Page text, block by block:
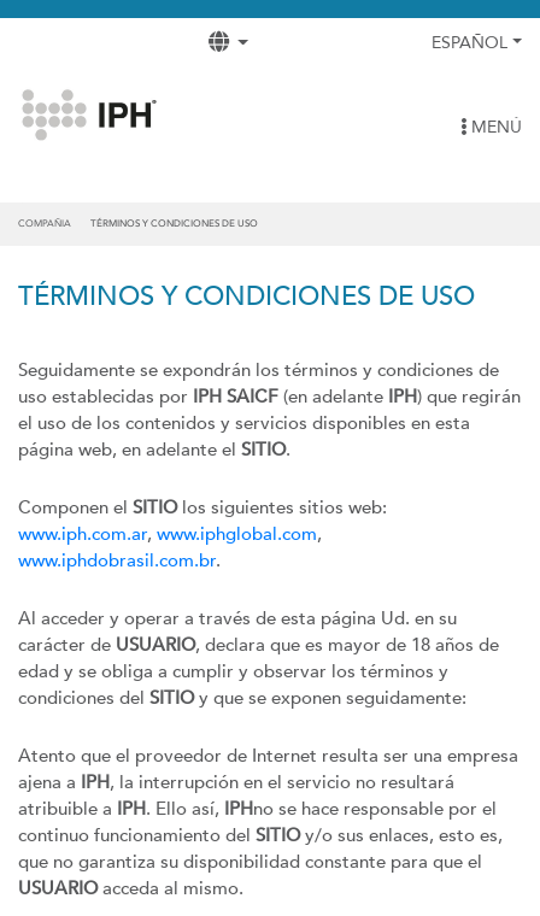
ESPAÑOL
MENÚ
COMPAÑIA TÉRMINOS Y CONDICIONES DE USO
TÉRMINOS Y CONDICIONES DE USO
Seguidamente se expondrán los términos y condiciones de
uso establecidas por IPH SAICF (en adelante IPH) que regirán
el uso de los contenidos y servicios disponibles en esta
página web, en adelante el SITIO.
Componen el SITIOlos siguientes sitios web:
www.iph.com.ar, www.iphglobal.com,
www.iphdobrasil.com.br.
Al acceder y operar a través de esta página Ud. en su
carácter de USUARIO, declara que es mayor de 18 años de
edad y se obliga a cumplir y observar los términos y
condiciones del SITIOy que se exponen seguidamente:
Atento que el proveedor de Internet resulta ser una empresa
ajena a IPH, la interrupción en el servicio no resultará
atribuible a IPH. Ello así, IPHno se hace responsable por el
continuo funcionamiento del SITIOy/o sus enlaces, esto es,
que no garantiza su disponibilidad constante para que el
USUARIOacceda al mismo.